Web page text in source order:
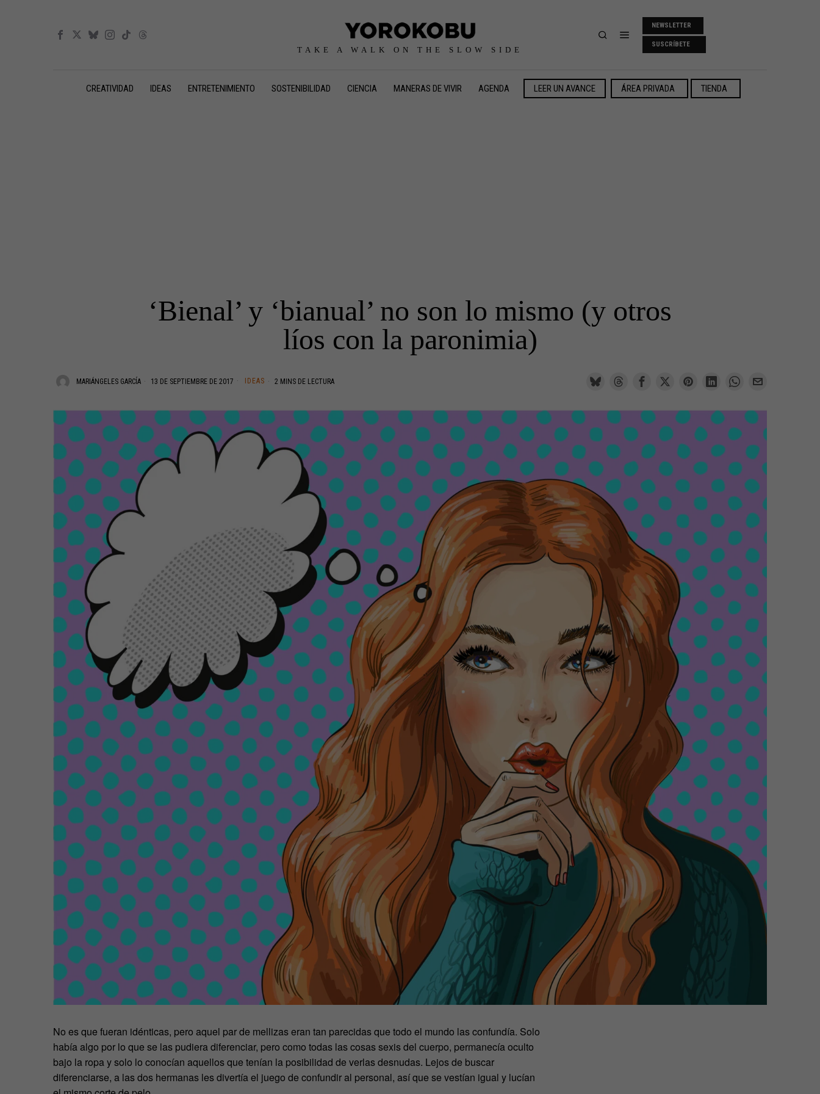
TAKE A WALK ON THE SLOW SIDE
NEWSLETTER
SUSCRÍBETE
CREATIVIDAD IDEAS ENTRETENIMIENTO SOSTENIBILIDAD CIENCIA MANERAS DE VIVIR AGENDA LEER UN AVANCE ÁREA PRIVADA TIENDA
‘Bienal’ y ‘bianual’ no son lo mismo (y otros
líos con la paronimia)
MARIÁNGELES GARCÍA 13 DE SEPTIEMBRE DE 2017 IDEAS 2 MINS DE LECTURA
No es que fueran idénticas, pero aquel par de mellizas eran tan parecidas que todo el mundo las confundía. Solo
había algo por lo que se las pudiera diferenciar, pero como todas las cosas sexis del cuerpo, permanecía oculto
bajo la ropa y solo lo conocían aquellos que tenían la posibilidad de verlas desnudas. Lejos de buscar
diferenciarse, a las dos hermanas les divertía el juego de confundir al personal, así que se vestían igual y lucían